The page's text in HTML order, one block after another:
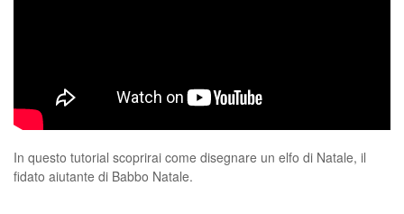
In questo tutorial scoprirai come disegnare un elfo di Natale, il
fidato aiutante di Babbo Natale.